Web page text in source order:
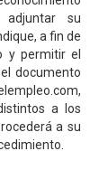
su
a fin de
y permitir el
documento
a los
a su